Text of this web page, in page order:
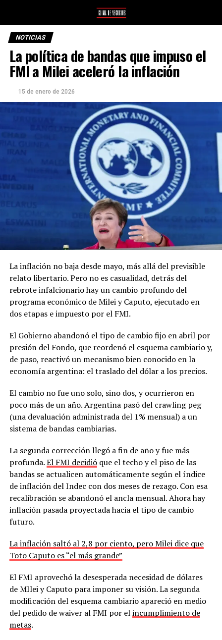
NOTICIAS
La política de bandas que impuso el
FMI a Milei aceleró la inflación
15 de enero de 2026
La inflación no baja desde mayo, más allá del previsible
relato libertario. Pero no es casualidad, detrás del
rebrote infalcionario hay un cambio profundo del
programa económico de Milei y Caputo, ejecutado en
dos etapas e impuesto por el FMI.
El Gobierno abandonó el tipo de cambio fijo en abril por
presión del Fondo, que reordenó el esquema cambiario y,
de paso, reactivó un mecanismo bien conocido en la
economía argentina: el traslado del dólar a los precios.
El cambio no fue uno solo, sino dos, y ocurrieron en
poco más de un año. Argentina pasó del crawling peg
(una devaluación administrada del 1% mensual) a un
sistema de bandas cambiarias.
La segunda corrección llegó a fin de año y fue más
profunda.El FMI decidióque el techo y el piso de las
bandas se actualicen automáticamente según el índice
de inflación del Indec con dos meses de rezago. Con esa
recalibración se abandonó el ancla mensual. Ahora hay
inflación pasada proyectada hacia el tipo de cambio
futuro.
La inflación saltó al 2,8 por ciento, pero Milei dice que
Toto Caputo es “el más grande”
El FMI aprovechó la desesperada necesidad de dólares
de MIlei y Caputo para imponer su visión. La segunda
modificación del esquema cambiario apareció en medio
del pedido de waiver al FMI por elincumplimiento de
metas.